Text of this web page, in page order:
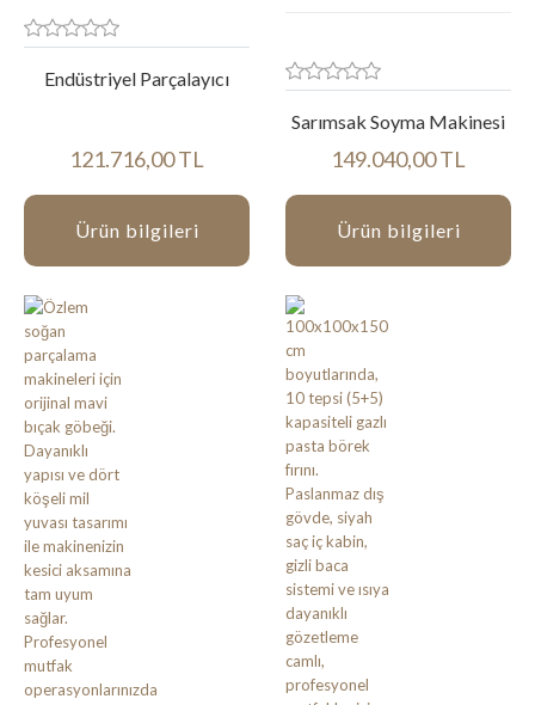
Endüstriyel Parçalayıcı
121.716,00 TL
Ürün bilgileri
Sarımsak Soyma Makinesi
149.040,00 TL
Ürün bilgileri